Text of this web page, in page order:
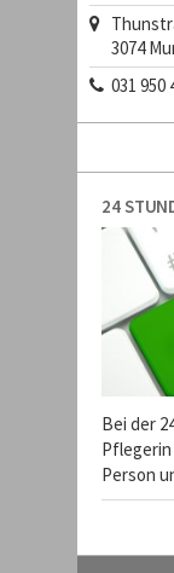
3074
031 950
24
Bei der
Person